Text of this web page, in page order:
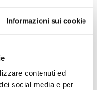
Informazioni sui cookie
contenuti ed
social media e per
diventa digitale